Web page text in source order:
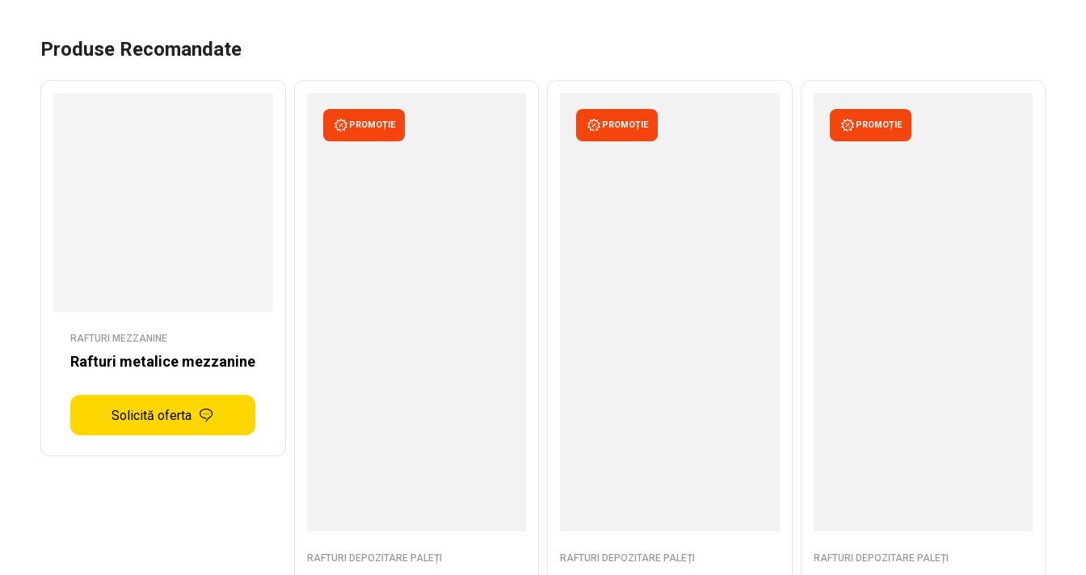
Produse Recomandate
RAFTURI MEZZANINE
Rafturi metalice mezzanine
Solicită oferta
PROMOȚIE
RAFTURI DEPOZITARE PALEȚI
PROMOȚIE
RAFTURI DEPOZITARE PALEȚI
PROMOȚIE
RAFTURI DEPOZITARE PALEȚI